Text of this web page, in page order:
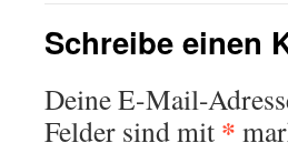
Schreibe einen
Deine E-Mail-
Felder sind mit *